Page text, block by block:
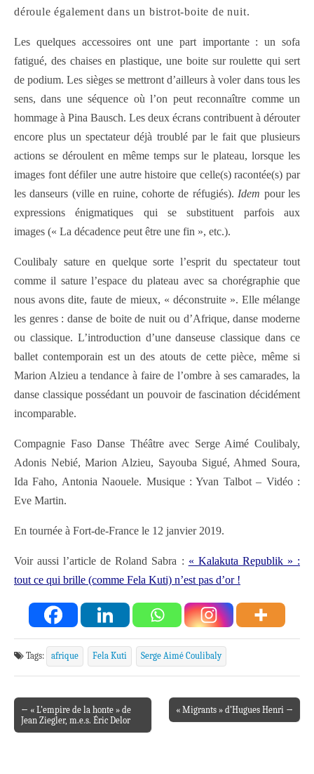
déroule également dans un bistrot-boite de nuit.
Les quelques accessoires ont une part importante : un sofa
fatigué, des chaises en plastique, une boite sur roulette qui sert
de podium. Les sièges se mettront d’ailleurs à voler dans tous les
sens, dans une séquence où l’on peut reconnaître comme un
hommage à Pina Bausch. Les deux écrans contribuent à dérouter
encore plus un spectateur déjà troublé par le fait que plusieurs
actions se déroulent en même temps sur le plateau, lorsque les
images font défiler une autre histoire que celle(s) racontée(s) par
les danseurs (ville en ruine, cohorte de réfugiés).Idem pour les
expressions énigmatiques qui se substituent parfois aux
images (« La décadence peut être une fin », etc.).
Coulibaly sature en quelque sorte l’esprit du spectateur tout
comme il sature l’espace du plateau avec sa chorégraphie que
nous avons dite, faute de mieux, « déconstruite ». Elle mélange
les genres : danse de boite de nuit ou d’Afrique, danse moderne
ou classique. L’introduction d’une danseuse classique dans ce
ballet contemporain est un des atouts de cette pièce, même si
Marion Alzieu a tendance à faire de l’ombre à ses camarades, la
danse classique possédant un pouvoir de fascination décidément
incomparable.
Compagnie Faso Danse Théâtre avec Serge Aimé Coulibaly,
Adonis Nebié, Marion Alzieu, Sayouba Sigué, Ahmed Soura,
Ida Faho, Antonia Naouele. Musique : Yvan Talbot – Vidéo :
Eve Martin.
En tournée à Fort-de-France le 12 janvier 2019.
Voir aussi l’article de Roland Sabra : « Kalakuta Republik » :
tout ce qui brille (comme Fela Kuti) n’est pas d’or !
Tags: afrique Fela Kuti Serge Aimé Coulibaly
Post navigation
← « L’empire de la honte » de
Jean Ziegler, m.e.s. Éric Delor
« Migrants » d’Hugues Henri →